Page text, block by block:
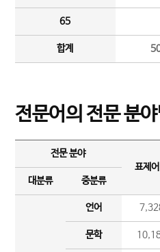
65
합계
전문어의 전문 분
전문 분야
표제
대분류
중분류
언어
문학